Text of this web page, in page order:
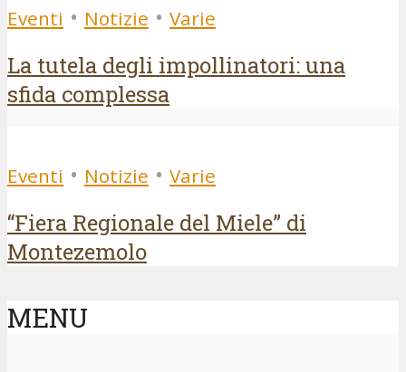
Eventi • Notizie • Varie
La tutela degli impollinatori: una
sfida complessa
Eventi • Notizie • Varie
“Fiera Regionale del Miele” di
Montezemolo
MENU